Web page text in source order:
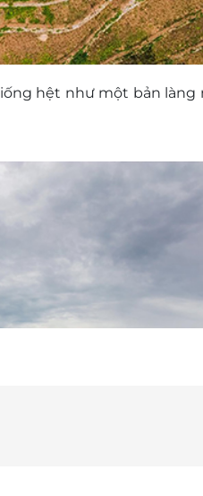
khác
hệt như một bản làng